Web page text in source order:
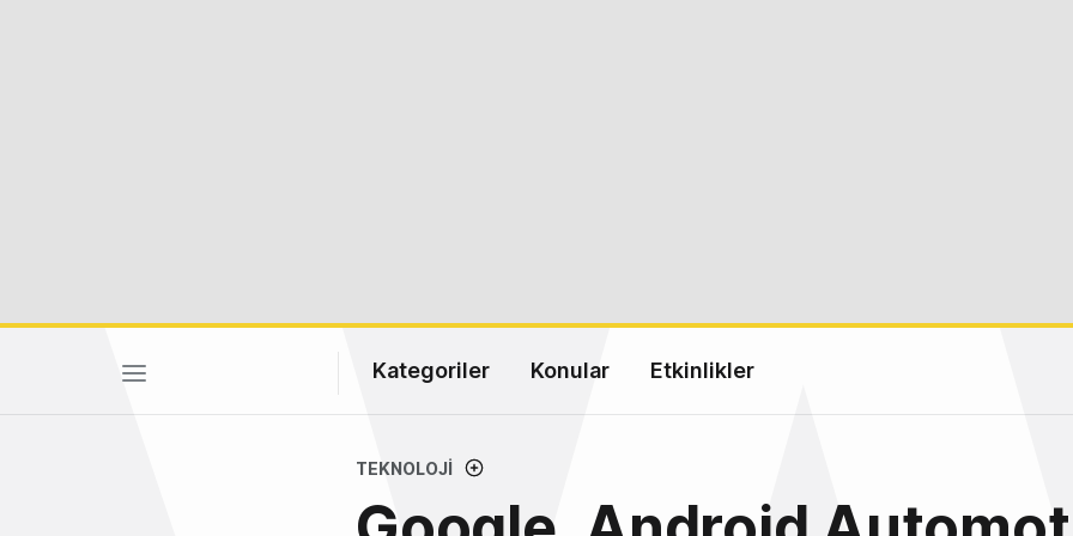
Kategoriler Konular Etkinlikler
TEKNOLOJI